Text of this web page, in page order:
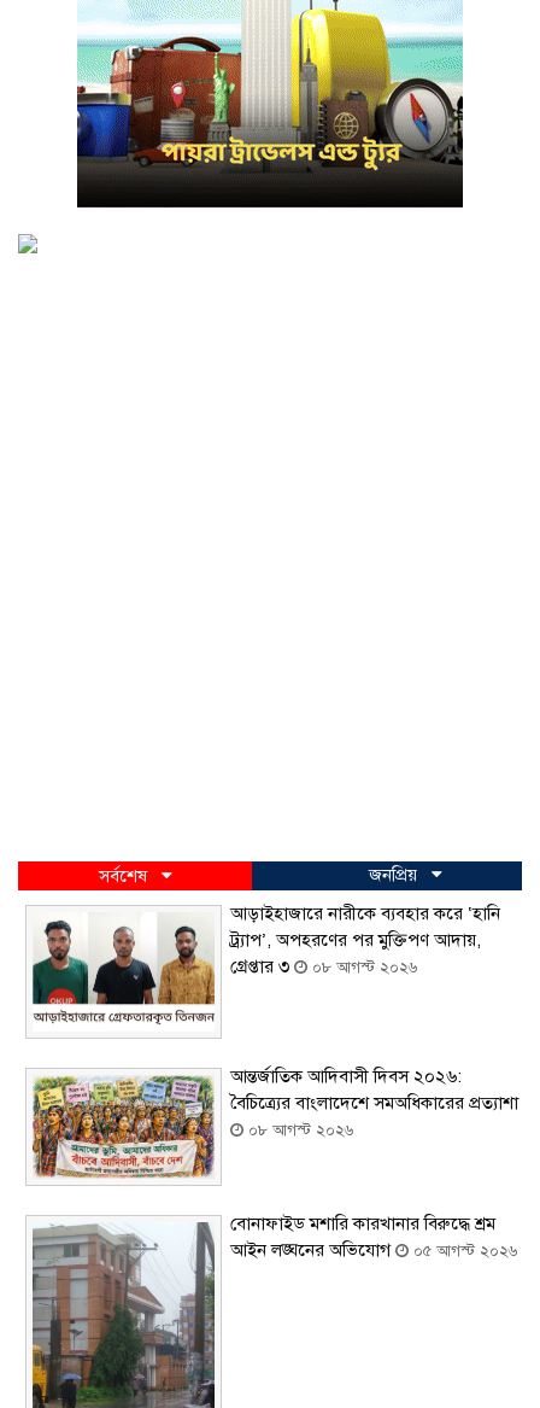
সর্বশেষ
জনপ্রিয়
আড়াইহাজারে নারীকে ব্যবহার করে ‘হানি
ট্র্যাপ’, অপহরণের পর মুক্তিপণ আদায়,
গ্রেপ্তার ৩
০৮ আগস্ট ২০২৬
আন্তর্জাতিক আদিবাসী দিবস ২০২৬:
বৈচিত্র্যের বাংলাদেশে সমঅধিকারের প্রত্যাশা
০৮ আগস্ট ২০২৬
বোনাফাইড মশারি কারখানার বিরুদ্ধে শ্রম
আইন লঙ্ঘনের অভিযোগ
০৫ আগস্ট ২০২৬